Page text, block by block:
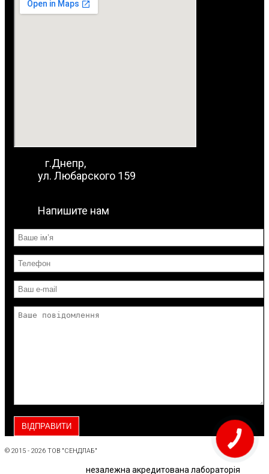
г.Днепр,
ул. Любарского 159
Напишите нам
© 2015 - 2026 ТОВ "СЕНДЛАБ"
незалежна акредитована лабораторія